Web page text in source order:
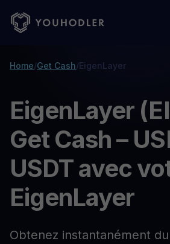
Home/Get Cash/EigenLayer
EigenLayer
Get Cash –
USDT avec
EigenLayer
Obtenez instantanément